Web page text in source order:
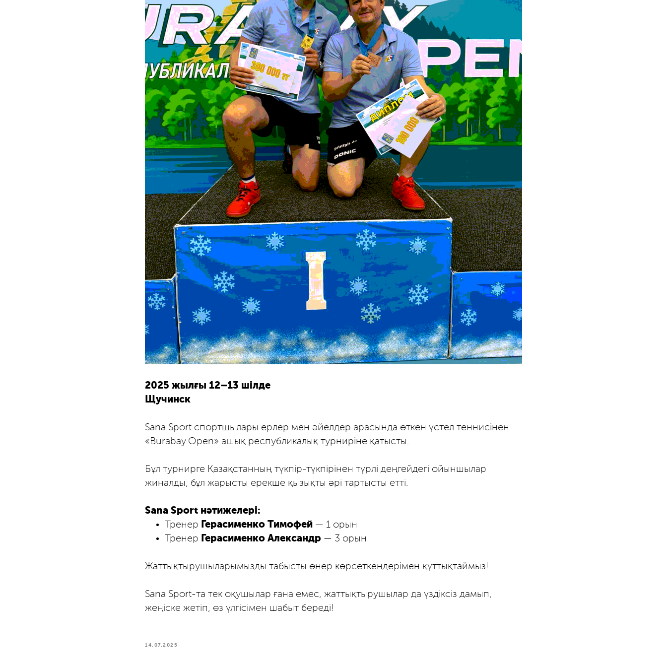
2025 жылғы 12–13 шілде
Щучинск
Sana Sport спортшылары ерлер мен әйелдер арасында өткен үстел теннисінен
«Burabay Open» ашық республикалық турниріне қатысты.
Бұл турнирге Қазақстанның түкпір-түкпірінен түрлі деңгейдегі ойыншылар
жиналды, бұл жарысты ерекше қызықты әрі тартысты етті.
Sana Sport нәтижелері:
Тренер Герасименко Тимофей — 1 орын
Тренер Герасименко Александр — 3 орын
Жаттықтырушыларымызды табысты өнер көрсеткендерімен құттықтаймыз!
Sana Sport-та тек оқушылар ғана емес, жаттықтырушылар да үздіксіз дамып,
жеңіске жетіп, өз үлгісімен шабыт береді!
14.07.2025